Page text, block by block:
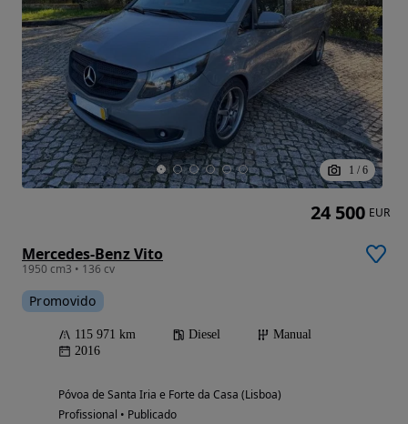
1 / 6
Mercedes-Benz Vito
1950 cm3 • 136 cv
Promovido
115 971 km Diesel
Manual
2016
Póvoa de Santa Iria e Forte da Casa (Lisboa)
Profissional • Publicado
24 500 EUR